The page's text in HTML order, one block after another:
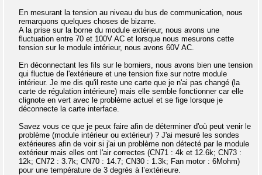
En mesurant la tension au niveau du bus de communication, nous
remarquons quelques choses de bizarre.
A la prise sur la borne du module extérieur, nous avons une
fluctuation entre 70 et 100V AC et lorsque nous mesurons cette
tension sur le module intérieur, nous avons 60V AC.
En déconnectant les fils sur le borniers, nous avons bien une tension
qui fluctue de l'extérieure et une tension fixe sur notre module
intérieur. Je me dis qu'il reste une carte que je n'ai pas changé (la
carte de régulation intérieure) mais elle semble fonctionner car elle
clignote en vert avec le problème actuel et se fige lorsque je
déconnecte la carte interface.
Savez vous ce que je peux faire afin de déterminer d'où peut venir le
problème (module intérieur ou extérieur) ? J'ai mesuré les sondes
extérieures afin de voir si j'ai un problème non détecté par le module
extérieur mais elles ont l'air correctes (CN71 : 4k et 12.6k; CN73 :
12k; CN72 : 3.7k; CN70 : 14.7; CN30 : 1.3k; Fan motor : 6Mohm)
pour une température de 3 degrés à l’extérieure.